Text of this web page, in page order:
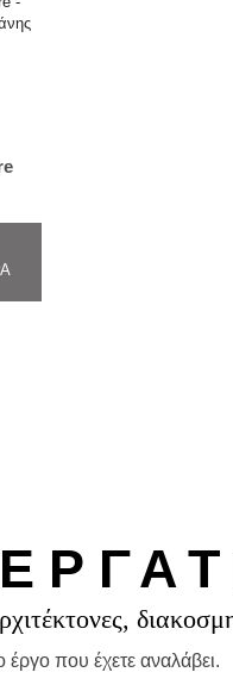
έργο που έχετε αναλάβει.